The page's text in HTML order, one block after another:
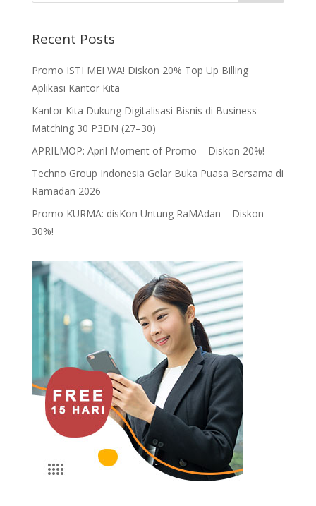
Recent Posts
Promo ISTI MEI WA! Diskon 20% Top Up Billing
Aplikasi Kantor Kita
Kantor Kita Dukung Digitalisasi Bisnis di Business
Matching 30 P3DN (27–30)
APRILMOP: April Moment of Promo – Diskon 20%!
Techno Group Indonesia Gelar Buka Puasa Bersama di
Ramadan 2026
Promo KURMA: disKon Untung RaMAdan – Diskon
30%!